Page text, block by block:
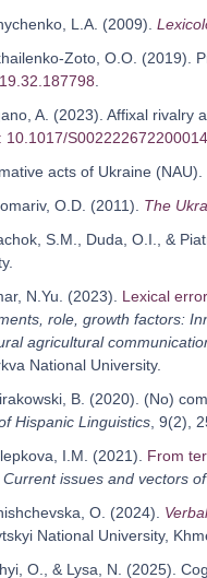
L.A. (2009).
Zoto, O.O. (2019).
A. (2023). Affixal rivalry
10.1017/
acts of Ukraine
O.D. (2011). The
S.M., Duda, O.I., &
N.Yu. (2023). Lexical
role, growth factors:
agricultural
National University.
B. (2020). (No)
Hispanic Linguistics , 9(2),
I.M. (2021). From
Current issues and vectors
O. (2024).
National University,
O., & Lysa, N. (2025).